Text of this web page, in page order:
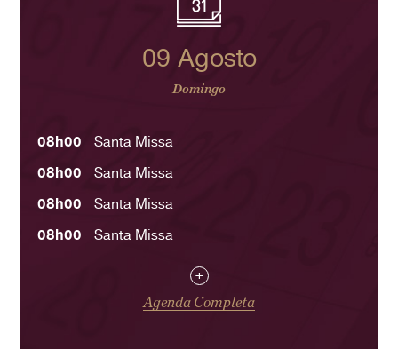
09 Agosto
Domingo
08h00
Santa Missa
08h00
Santa Missa
08h00
Santa Missa
08h00
Santa Missa
+
Agenda Completa